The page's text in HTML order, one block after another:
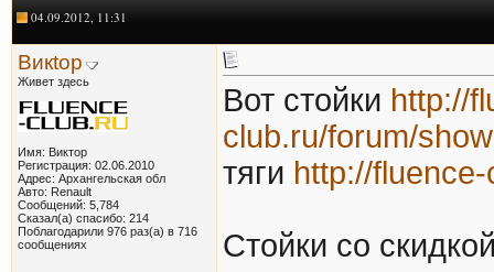
04.09.2012, 11:31
Викtор
Живет здесь
Имя: Виктор
Регистрация: 02.06.2010
Адрес: Архангельская обл
Авто: Renault
Сообщений: 5,784
Сказал(а) спасибо: 214
Поблагодарили 976 раз(а) в 716
сообщениях
Вот стойки http://
club.ru/forum/
тяги http://
Стойки со